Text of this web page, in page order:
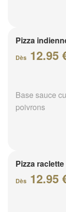
Pizza
Dès 12.95
Base sauce
poivrons
Pizza raclette
Dès 12.95